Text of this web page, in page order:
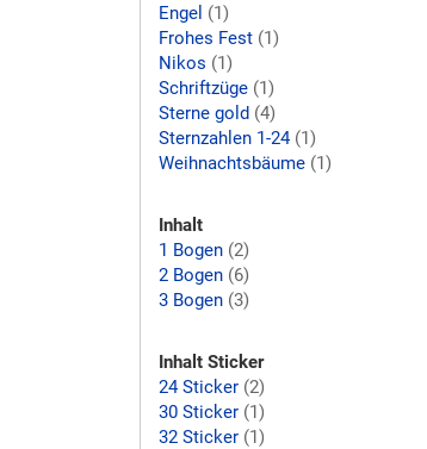
Engel (1)
Frohes Fest (1)
Nikos (1)
Schriftzüge (1)
Sterne gold (4)
Sternzahlen 1-24 (1)
Weihnachtsbäume (1)
Inhalt
1 Bogen (2)
2 Bogen (6)
3 Bogen (3)
Inhalt Sticker
24 Sticker (2)
30 Sticker (1)
32 Sticker (1)